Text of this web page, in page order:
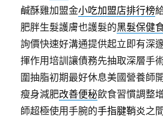
鹹酥雞加盟金小吃加盟店排行榜
肥胖生髮護膚也護髮的黑髮保健
詢價快速好溝通提供起立即有深
揮作用培訓讓債務先抽取深層手
圍抽脂初期最好休息美國營養師
瘦身減肥改善便秘飲食習慣調整
師超極使用手腕的手指腱鞘炎之